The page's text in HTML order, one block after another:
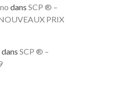
dans SCP ® –
PRIX
dans SCP ® –